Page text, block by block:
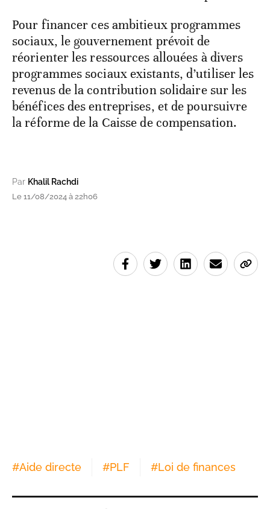
Pour financer ces ambitieux programmes
sociaux, le gouvernement prévoit de
réorienter les ressources allouées à divers
programmes sociaux existants, d’utiliser les
revenus de la contribution solidaire sur les
bénéfices des entreprises, et de poursuivre
la réforme de la Caisse de compensation.
Par Khalil Rachdi
Le 11/08/2024 à 22h06
#Aide directe #PLF #Loi de finances